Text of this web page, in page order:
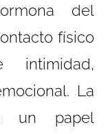
del
físico
La
un papel